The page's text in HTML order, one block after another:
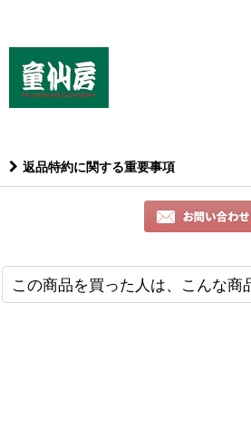
返品特約に関する重要事項
この商品を買った人は、こんな商